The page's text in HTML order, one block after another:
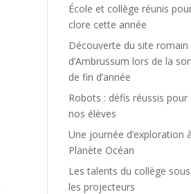
École et collège réunis
clore cette année
Découverte du site romain
d’Ambrussum lors de la
de fin d’année
Robots : défis réussis pour
nos élèves
Une journée d’exploration à
Planète Océan
Les talents du collège sous
les projecteurs